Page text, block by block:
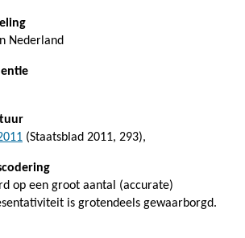
Nederland
(Staatsblad 2011, 293),
op een groot aantal (accurate)
is grotendeels gewaarborgd.